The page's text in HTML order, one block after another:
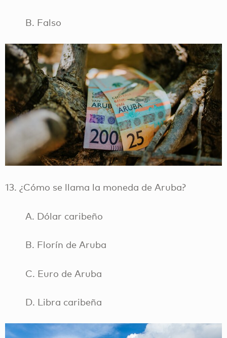
B. Falso
13. ¿Cómo se llama la moneda de Aruba?
A. Dólar caribeño
B. Florín de Aruba
C. Euro de Aruba
D. Libra caribeña